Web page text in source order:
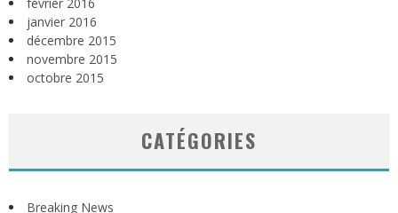
janvier 2016
décembre 2015
novembre 2015
octobre 2015
CATÉGORIES
Breaking News